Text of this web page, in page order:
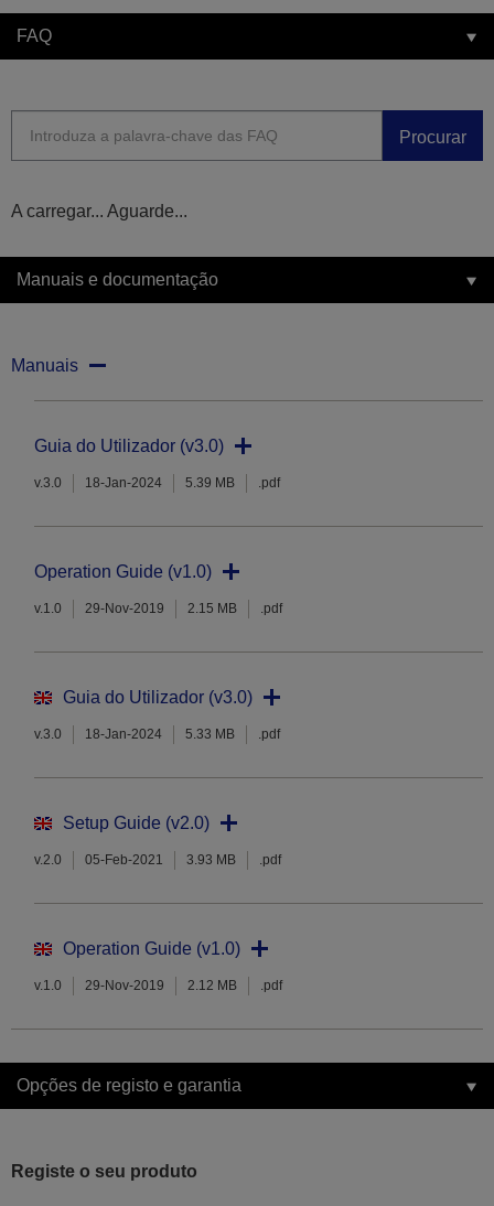
FAQ
Procurar
A carregar... Aguarde...
Manuais e documentação
Manuais
Guia do Utilizador (v3.0)
v.3.0 18-Jan-2024 5.39 MB .pdf
Operation Guide (v1.0)
v.1.0 29-Nov-2019 2.15 MB .pdf
Guia do Utilizador (v3.0)
v.3.0 18-Jan-2024 5.33 MB .pdf
Setup Guide (v2.0)
v.2.0 05-Feb-2021 3.93 MB .pdf
Operation Guide (v1.0)
v.1.0 29-Nov-2019 2.12 MB .pdf
Opções de registo e garantia
Registe o seu produto